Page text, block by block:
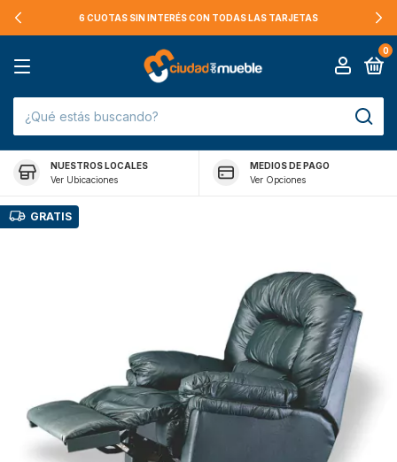
6 CUOTAS SIN INTERÉS CON TODAS LAS TARJETAS
0
NUESTROS LOCALES
Ver Ubicaciones
MEDIOS DE PAGO
Ver Opciones
GRATIS